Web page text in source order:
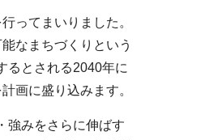
ってまいりました。
なまちづくりという
るとされる2040年に
画に盛り込みます。
強みをさらに伸ばす